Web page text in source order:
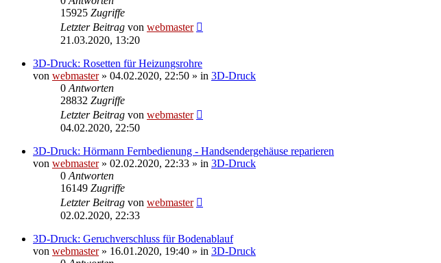
15925 Zugriffe
Letzter Beitrag von webmaster
21.03.2020, 13:20
3D-Druck: Rosetten für Heizungsrohre
von webmaster» 04.02.2020, 22:50 » in 3D-Druck
0 Antworten
28832 Zugriffe
Letzter Beitrag von webmaster
04.02.2020, 22:50
3D-Druck: Hörmann Fernbedienung - Handsendergehäuse reparieren
von webmaster» 02.02.2020, 22:33 » in 3D-Druck
0 Antworten
16149 Zugriffe
Letzter Beitrag von webmaster
02.02.2020, 22:33
3D-Druck: Geruchverschluss für Bodenablauf
von webmaster» 16.01.2020, 19:40 » in 3D-Druck